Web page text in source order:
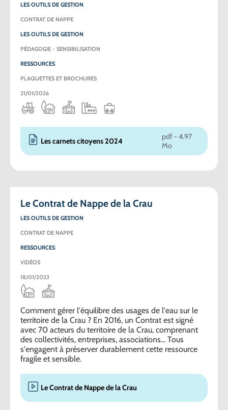
LES OUTILS DE GESTION
CONTRAT DE NAPPE
LES OUTILS DE GESTION
PÉDAGOGIE - SENSIBILISATION
RESSOURCES
PLAQUETTES ET BROCHURES
21/01/2026
Les carnets citoyens 2024
pdf - 4.97
Mo
Le Contrat de Nappe de la Crau
LES OUTILS DE GESTION
CONTRAT DE NAPPE
RESSOURCES
VIDÉOS
18/01/2023
Comment gérer l'équilibre des usages de l'eau sur le
territoire de la Crau ? En 2016, un Contrat est signé
avec 70 acteurs du territoire de la Crau, comprenant
des collectivités, entreprises, associations... Tous
s'engagent à préserver durablement cette ressource
fragile et sensible.
Le Contrat de Nappe de la Crau